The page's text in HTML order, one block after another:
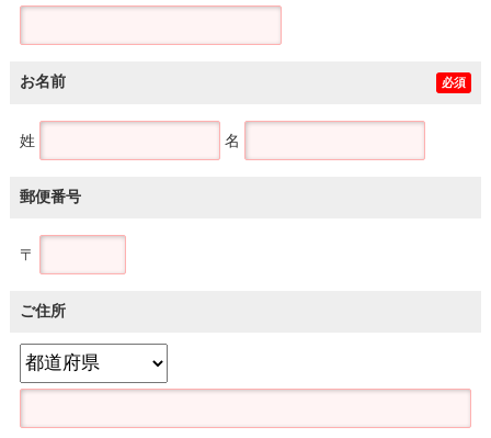
お名前 必須
姓 名
郵便番号
〒
ご住所